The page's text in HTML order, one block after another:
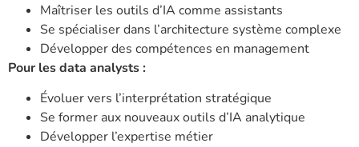
Maîtriser les outils d’IA comme assistants
Se spécialiser dans l’architecture système complexe
Développer des compétences en management
Pour les data analysts :
Évoluer vers l’interprétation stratégique
Se former aux nouveaux outils d’IA analytique
Développer l’expertise métier